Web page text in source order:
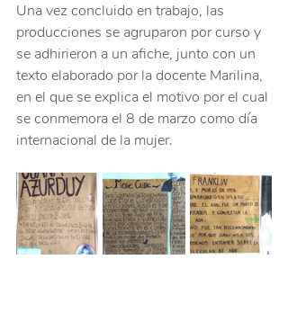
Una vez concluido en trabajo, las
producciones se agruparon por curso y
se adhirieron a un afiche, junto con un
texto elaborado por la docente Marilina,
en el que se explica el motivo por el cual
se conmemora el 8 de marzo como día
internacional de la mujer.